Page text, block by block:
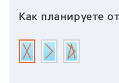
Как планируете